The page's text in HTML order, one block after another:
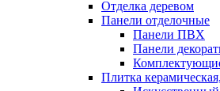
Отделка деревом
Панели отделочные
Панели ПВХ
Панели
Плитка